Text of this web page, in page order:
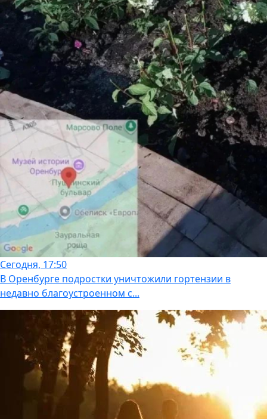
Сегодня, 17:50
В Оренбурге подростки уничтожили гортензии в
недавно благоустроенном с...